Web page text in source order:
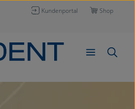
Kundenportal
Shop